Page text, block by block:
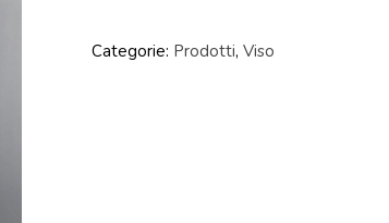
Categorie: Prodotti, Viso